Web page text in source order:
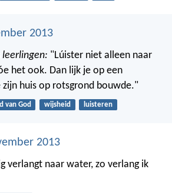
2013
leerlingen: "Lúister niet alleen naar
het ook. Dan lijk je op een
zijn huis op rotsgrond bouwde."
van God wijsheid luisteren
2013
verlangt naar water, zo verlang ik